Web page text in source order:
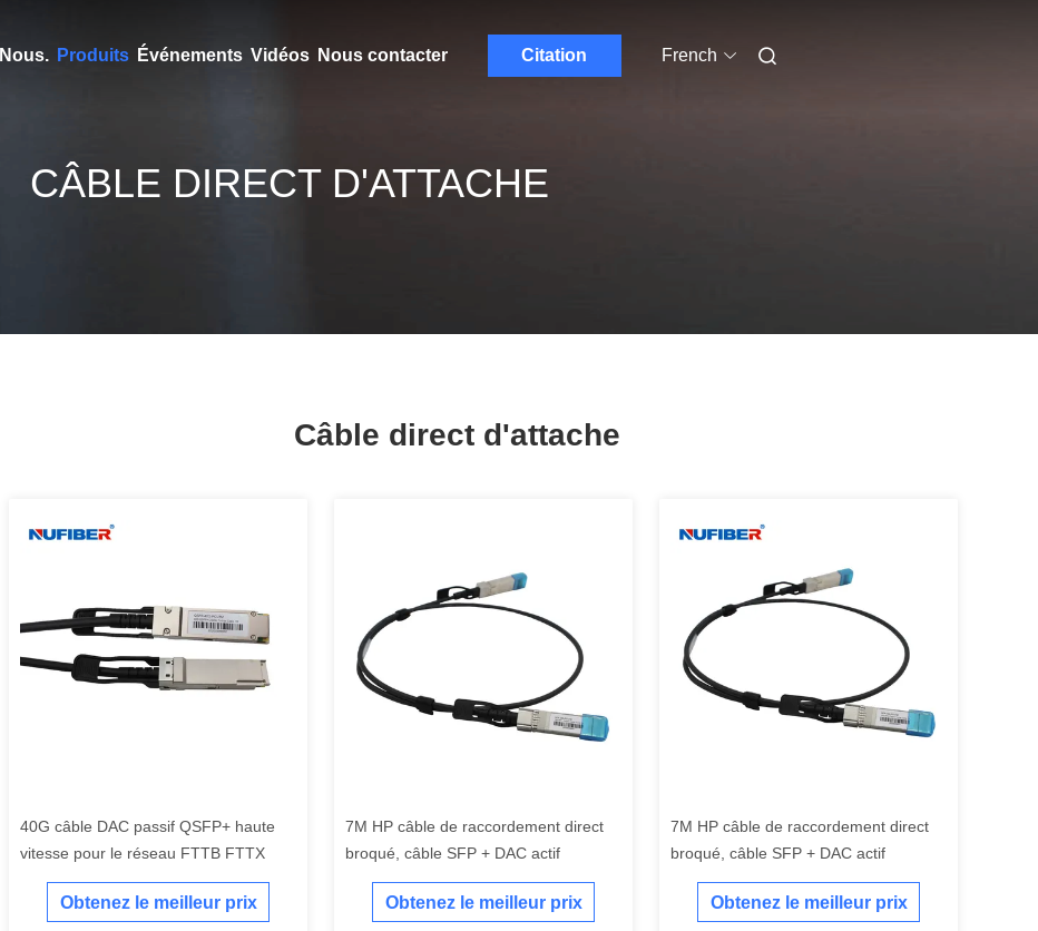
Produits Événements Vidéos Nous contacter Citation French
CÂBLE DIRECT D'ATTACHE
Câble direct d'attache
40G câble DAC passif QSFP+ haute
vitesse pour le réseau FTTB FTTX
Obtenez le meilleur prix
7M HP câble de raccordement direct
broqué, câble SFP + DAC actif
Obtenez le meilleur prix
7M HP câble de raccordement direct
broqué, câble SFP + DAC actif
Obtenez le meilleur prix